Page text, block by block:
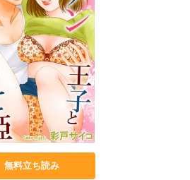
無料立ち読み